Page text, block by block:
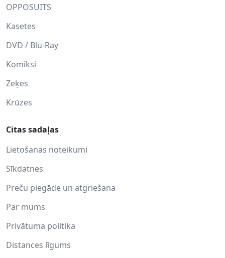
OPPOSUITS
Kasetes
DVD / Blu-Ray
Komiksi
Zeķes
Krūzes
Citas sadaļas
Lietošanas noteikumi
Sīkdatnes
Preču piegāde un atgriešana
Par mums
Privātuma politika
Distances līgums